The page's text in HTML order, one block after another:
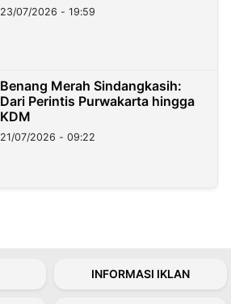
23/07/2026 - 19:59
Benang Merah Sindangkasih:
Dari Perintis Purwakarta hingga
KDM
21/07/2026 - 09:22
INFORMASI IKLAN